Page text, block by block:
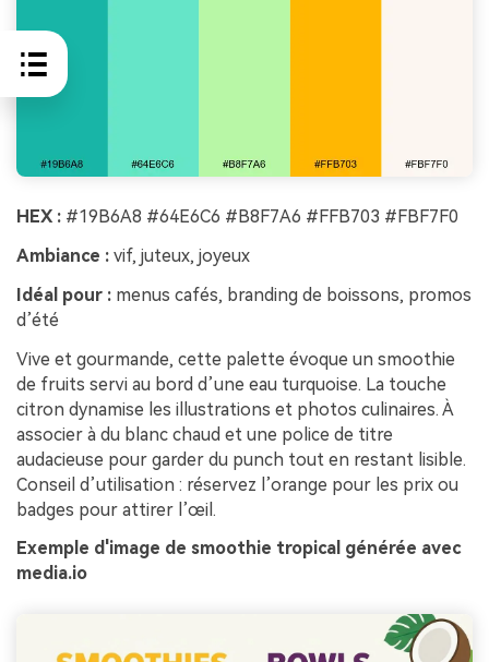
HEX : #19B6A8 #64E6C6 #B8F7A6 #FFB703 #FBF7F0
Ambiance : vif, juteux, joyeux
Idéal pour : menus cafés, branding de boissons, promos
d’été
Vive et gourmande, cette palette évoque un smoothie
de fruits servi au bord d’une eau turquoise. La touche
citron dynamise les illustrations et photos culinaires. À
associer à du blanc chaud et une police de titre
audacieuse pour garder du punch tout en restant lisible.
Conseil d’utilisation : réservez l’orange pour les prix ou
badges pour attirer l’œil.
Exemple d'image de smoothie tropical générée avec
media.io